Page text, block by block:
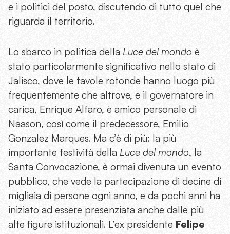
e i politici del posto, discutendo di tutto quel che
riguarda il territorio.
Lo sbarco in politica della Luce del mondo è
stato particolarmente significativo nello stato di
Jalisco, dove le tavole rotonde hanno luogo più
frequentemente che altrove, e il governatore in
carica, Enrique Alfaro, è amico personale di
Naason, così come il predecessore, Emilio
Gonzalez Marques. Ma c’è di più: la più
importante festività della Luce del mondo, la
Santa Convocazione, è ormai divenuta un evento
pubblico, che vede la partecipazione di decine di
migliaia di persone ogni anno, e da pochi anni ha
iniziato ad essere presenziata anche dalle più
alte figure istituzionali. L’ex presidente Felipe